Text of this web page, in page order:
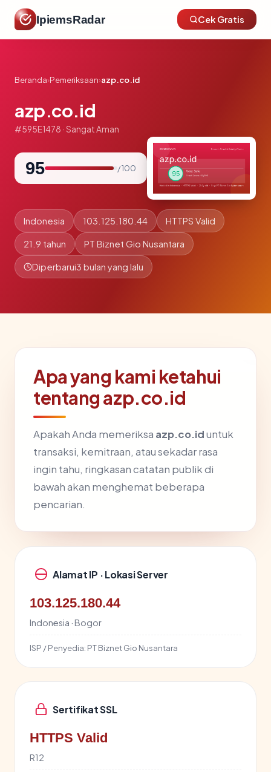
IpiemsRadar Cek Gratis
Beranda›Pemeriksaan›azp.co.id
azp.co.id
#595E1478 · Sangat Aman
95 / 100
Indonesia 103.125.180.44 HTTPS Valid
21.9 tahun PT Biznet Gio Nusantara
Diperbarui3 bulan yang lalu
Apa yang kami ketahui
tentang azp.co.id
Apakah Anda memeriksa azp.co.iduntuk
transaksi, kemitraan, atau sekadar rasa
ingin tahu, ringkasan catatan publik di
bawah akan menghemat beberapa
pencarian.
Alamat IP · Lokasi Server
103.125.180.44
Indonesia · Bogor
ISP / Penyedia: PT Biznet Gio Nusantara
Sertifikat SSL
HTTPS Valid
R12